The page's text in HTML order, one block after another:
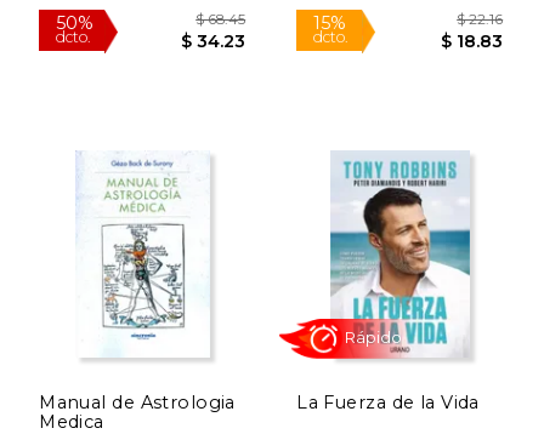
15%
dcto.
Manual de Astrologia
Medica
La Fuerza de la Vida